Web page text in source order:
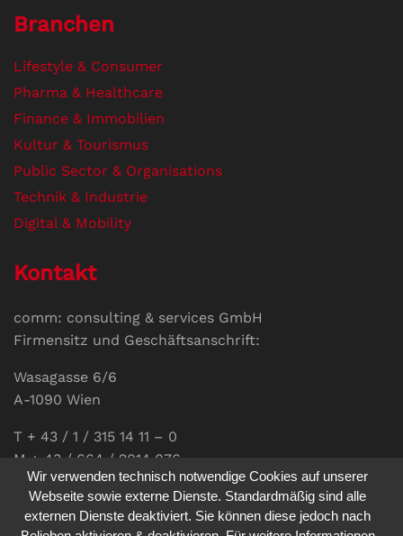
Branchen
Lifestyle & Consumer
Pharma & Healthcare
Finance & Immobilien
Kultur & Tourismus
Public Sector & Organisations
Technik & Industrie
Digital & Mobility
Kontakt
comm: consulting & services GmbH
Firmensitz und Geschäftsanschrift:
Wasagasse 6/6
A-1090 Wien
T + 43 / 1 / 315 14 11 – 0
M + 43 / 664 / 2014 076
E-Mail:office@communications.co.at
Homepage:www.communications.co.at
Wir verwenden technisch notwendige Cookies auf unserer
Webseite sowie externe Dienste. Standardmäßig sind alle
externen Dienste deaktiviert. Sie können diese jedoch nach